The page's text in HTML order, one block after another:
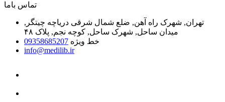
ﺗﻤﺎﺱ ﺑﺎﻣﺎ
تهران, شهرک راه آهن, ضلع شمال شرقی دریاچه چیتگر,
میدان ساحل, شهرک ساحل, کوچه نجم, پلاک ۴۸
خط ویژه 09358685207
info@medilib.ir